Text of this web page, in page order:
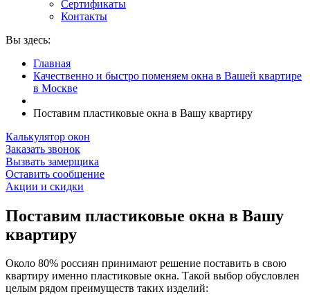
Сертификаты
Контакты
Вы здесь:
Главная
Качественно и быстро поменяем окна в Вашей квартире
в Москве
Поставим пластиковые окна в Вашу квартиру
Калькулятор окон
Заказать звонок
Вызвать замерщика
Оставить сообщение
Акции и скидки
Поставим пластиковые окна в Вашу
квартиру
Около 80% россиян принимают решение поставить в свою
квартиру именно пластиковые окна. Такой выбор обусловлен
целым рядом преимуществ таких изделий: